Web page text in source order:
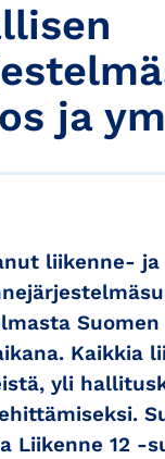
ja
liikenne-
yli
Liikenne 12 -